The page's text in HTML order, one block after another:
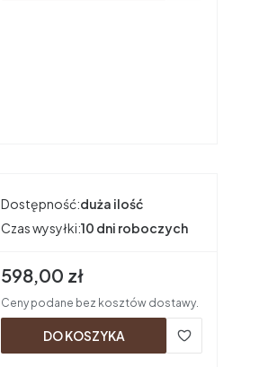
Dostępność:duża ilość
Czas wysyłki:10 dni roboczych
Cena brutto
598,00 zł
Ceny podane bez kosztów dostawy.
DO KOSZYKA